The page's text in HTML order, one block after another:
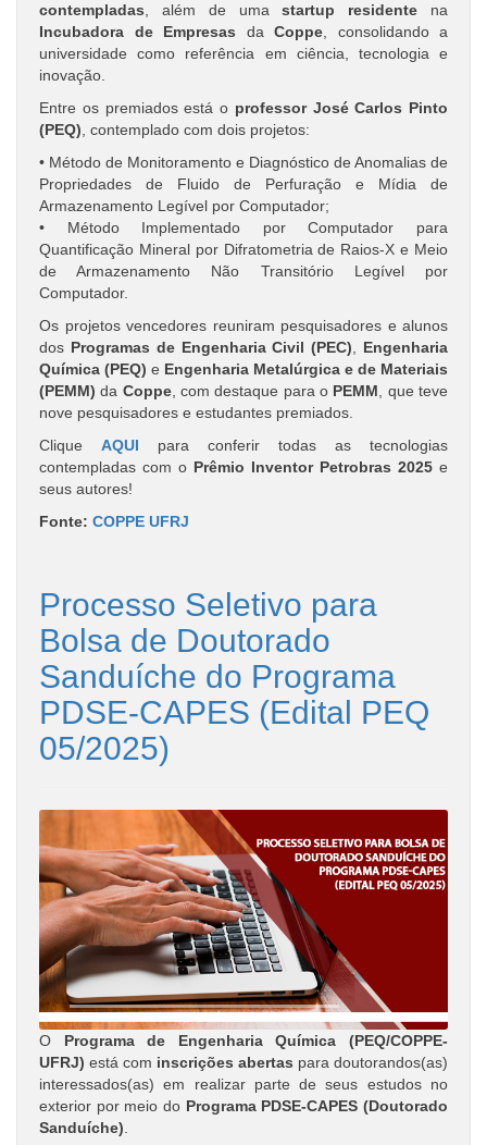
contempladas, além de umastartup residente na
Incubadora de Empresas da Coppe, consolidando a
universidade como referência em ciência, tecnologia e
inovação.
Entre os premiados está o professor José Carlos Pinto
(PEQ), contemplado com dois projetos:
• Método de Monitoramento e Diagnóstico de Anomalias de
Propriedades de Fluido de Perfuração e Mídia de
Armazenamento Legível por Computador;
• Método Implementado por Computador para
Quantificação Mineral por Difratometria de Raios-X e Meio
de Armazenamento Não Transitório Legível por
Computador.
Os projetos vencedores reuniram pesquisadores e alunos
dos Programas de Engenharia Civil (PEC), Engenharia
Química (PEQ) e Engenharia Metalúrgica e de Materiais
(PEMM) da Coppe, com destaque para o PEMM, que teve
nove pesquisadores e estudantes premiados.
Clique AQUI para conferir todas as tecnologias
contempladas com o Prêmio Inventor Petrobras 2025 e
seus autores!
Fonte: COPPE UFRJ
Processo Seletivo para
Bolsa de Doutorado
Sanduíche do Programa
PDSE-CAPES (Edital PEQ
05/2025)
O Programa de Engenharia Química (PEQ/COPPE-
UFRJ) está com inscrições abertas para doutorandos(as)
interessados(as) em realizar parte de seus estudos no
exterior por meio do Programa PDSE-CAPES (Doutorado
Sanduíche)